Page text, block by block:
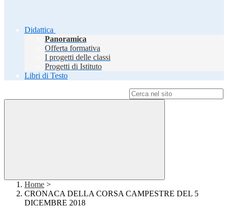
Didattica
Panoramica
Offerta formativa
I progetti delle classi
Progetti di Istituto
Libri di Testo
Home >
CRONACA DELLA CORSA CAMPESTRE DEL 5
DICEMBRE 2018